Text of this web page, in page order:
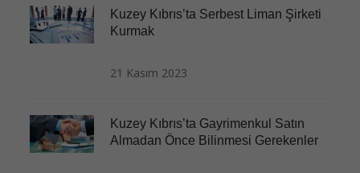
Kuzey Kıbrıs’ta Serbest Liman Şirketi
Kurmak
21 Kasım 2023
Kuzey Kıbrıs’ta Gayrimenkul Satın
Almadan Önce Bilinmesi Gerekenler